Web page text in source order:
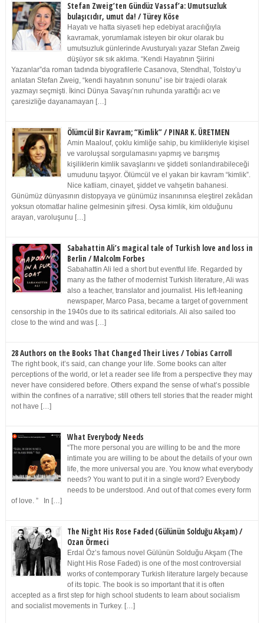
Stefan Zweig’ten Gündüz Vassaf’a: Umutsuzluk
bulaşıcıdır, umut da! / Türey Köse
Hayatı ve hatta siyaseti hep edebiyat aracılığıyla
kavramak, yorumlamak isteyen bir okur olarak bu
umutsuzluk günlerinde Avusturyalı yazar Stefan Zweig
düşüyor sık sık aklıma. “Kendi Hayatının Şiirini
Yazanlar”da roman tadında biyografilerle Casanova, Stendhal, Tolstoy’u
anlatan Stefan Zweig, “kendi hayatının sonunu” ise bir trajedi olarak
yazmayı seçmişti. İkinci Dünya Savaşı’nın ruhunda yarattığı acı ve
çaresizliğe dayanamayan […]
Ölümcül Bir Kavram; “Kimlik” / PINAR K. ÜRETMEN
Amin Maalouf, çoklu kimliğe sahip, bu kimlikleriyle kişisel
ve varoluşsal sorgulamasını yapmış ve barışmış
kişiliklerin kimlik savaşlarını ve şiddeti sonlandırabileceği
umudunu taşıyor. Ölümcül ve el yakan bir kavram “kimlik”.
Nice katliam, cinayet, şiddet ve vahşetin bahanesi.
Günümüz dünyasının distopyaya ve günümüz insanınınsa eleştirel zekâdan
yoksun otomatlar haline gelmesinin şifresi. Oysa kimlik, kim olduğunu
arayan, varoluşunu […]
Sabahattin Ali’s magical tale of Turkish love and loss in
Berlin / Malcolm Forbes
Sabahattin Ali led a short but eventful life. Regarded by
many as the father of modernist Turkish literature, Ali was
also a teacher, translator and journalist. His left-leaning
newspaper, Marco Pasa, became a target of government
censorship in the 1940s due to its satirical editorials. Ali also sailed too
close to the wind and was […]
28 Authors on the Books That Changed Their Lives / Tobias Carroll
The right book, it’s said, can change your life. Some books can alter
perceptions of the world, or let a reader see life from a perspective they may
never have considered before. Others expand the sense of what’s possible
within the confines of a narrative; still others tell stories that the reader might
not have […]
What Everybody Needs
“The more personal you are willing to be and the more
intimate you are willing to be about the details of your own
life, the more universal you are. You know what everybody
needs? You want to put it in a single word? Everybody
needs to be understood. And out of that comes every form
of love. ” In […]
The Night His Rose Faded (Gülünün Solduğu Akşam) /
Ozan Örmeci
Erdal Öz’s famous novel Gülünün Solduğu Akşam (The
Night His Rose Faded) is one of the most controversial
works of contemporary Turkish literature largely because
of its topic. The book is so important that it is often
accepted as a first step for high school students to learn about socialism
and socialist movements in Turkey. […]